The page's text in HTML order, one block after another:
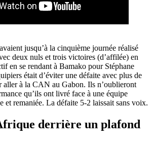
jusqu’à la cinquième journée réalisé
deux nuls et trois victoires (d’affilée) en
en se rendant à Bamako pour Stéphane
était d’éviter une défaite avec plus de
aller à la CAN au Gabon. Ils n’oublieront
qu’ils ont livré face à une équipe
et remaniée. La défaite 5-2 laissait sans voix.
derrière un plafond